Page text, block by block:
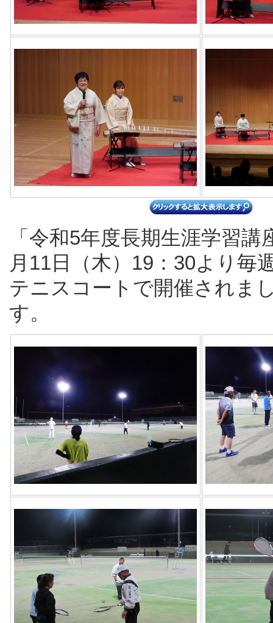
「令和5年度長期生涯学習
月11日（木）19：30より毎
テニスコートで開催されま
す。